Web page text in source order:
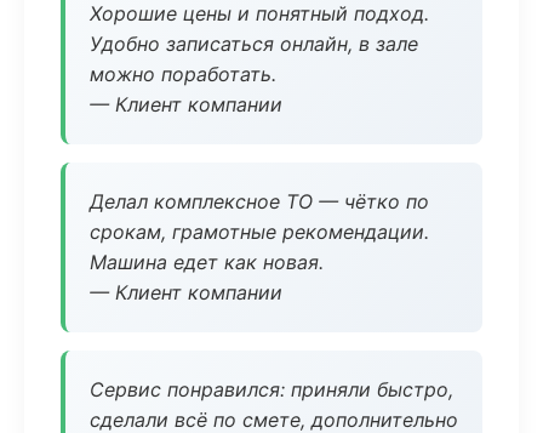
Хорошие цены и понятный подход.
Удобно записаться онлайн, в зале
можно поработать.
— Клиент компании
Делал комплексное ТО — чётко по
срокам, грамотные рекомендации.
Машина едет как новая.
— Клиент компании
Сервис понравился: приняли быстро,
сделали всё по смете, дополнительно